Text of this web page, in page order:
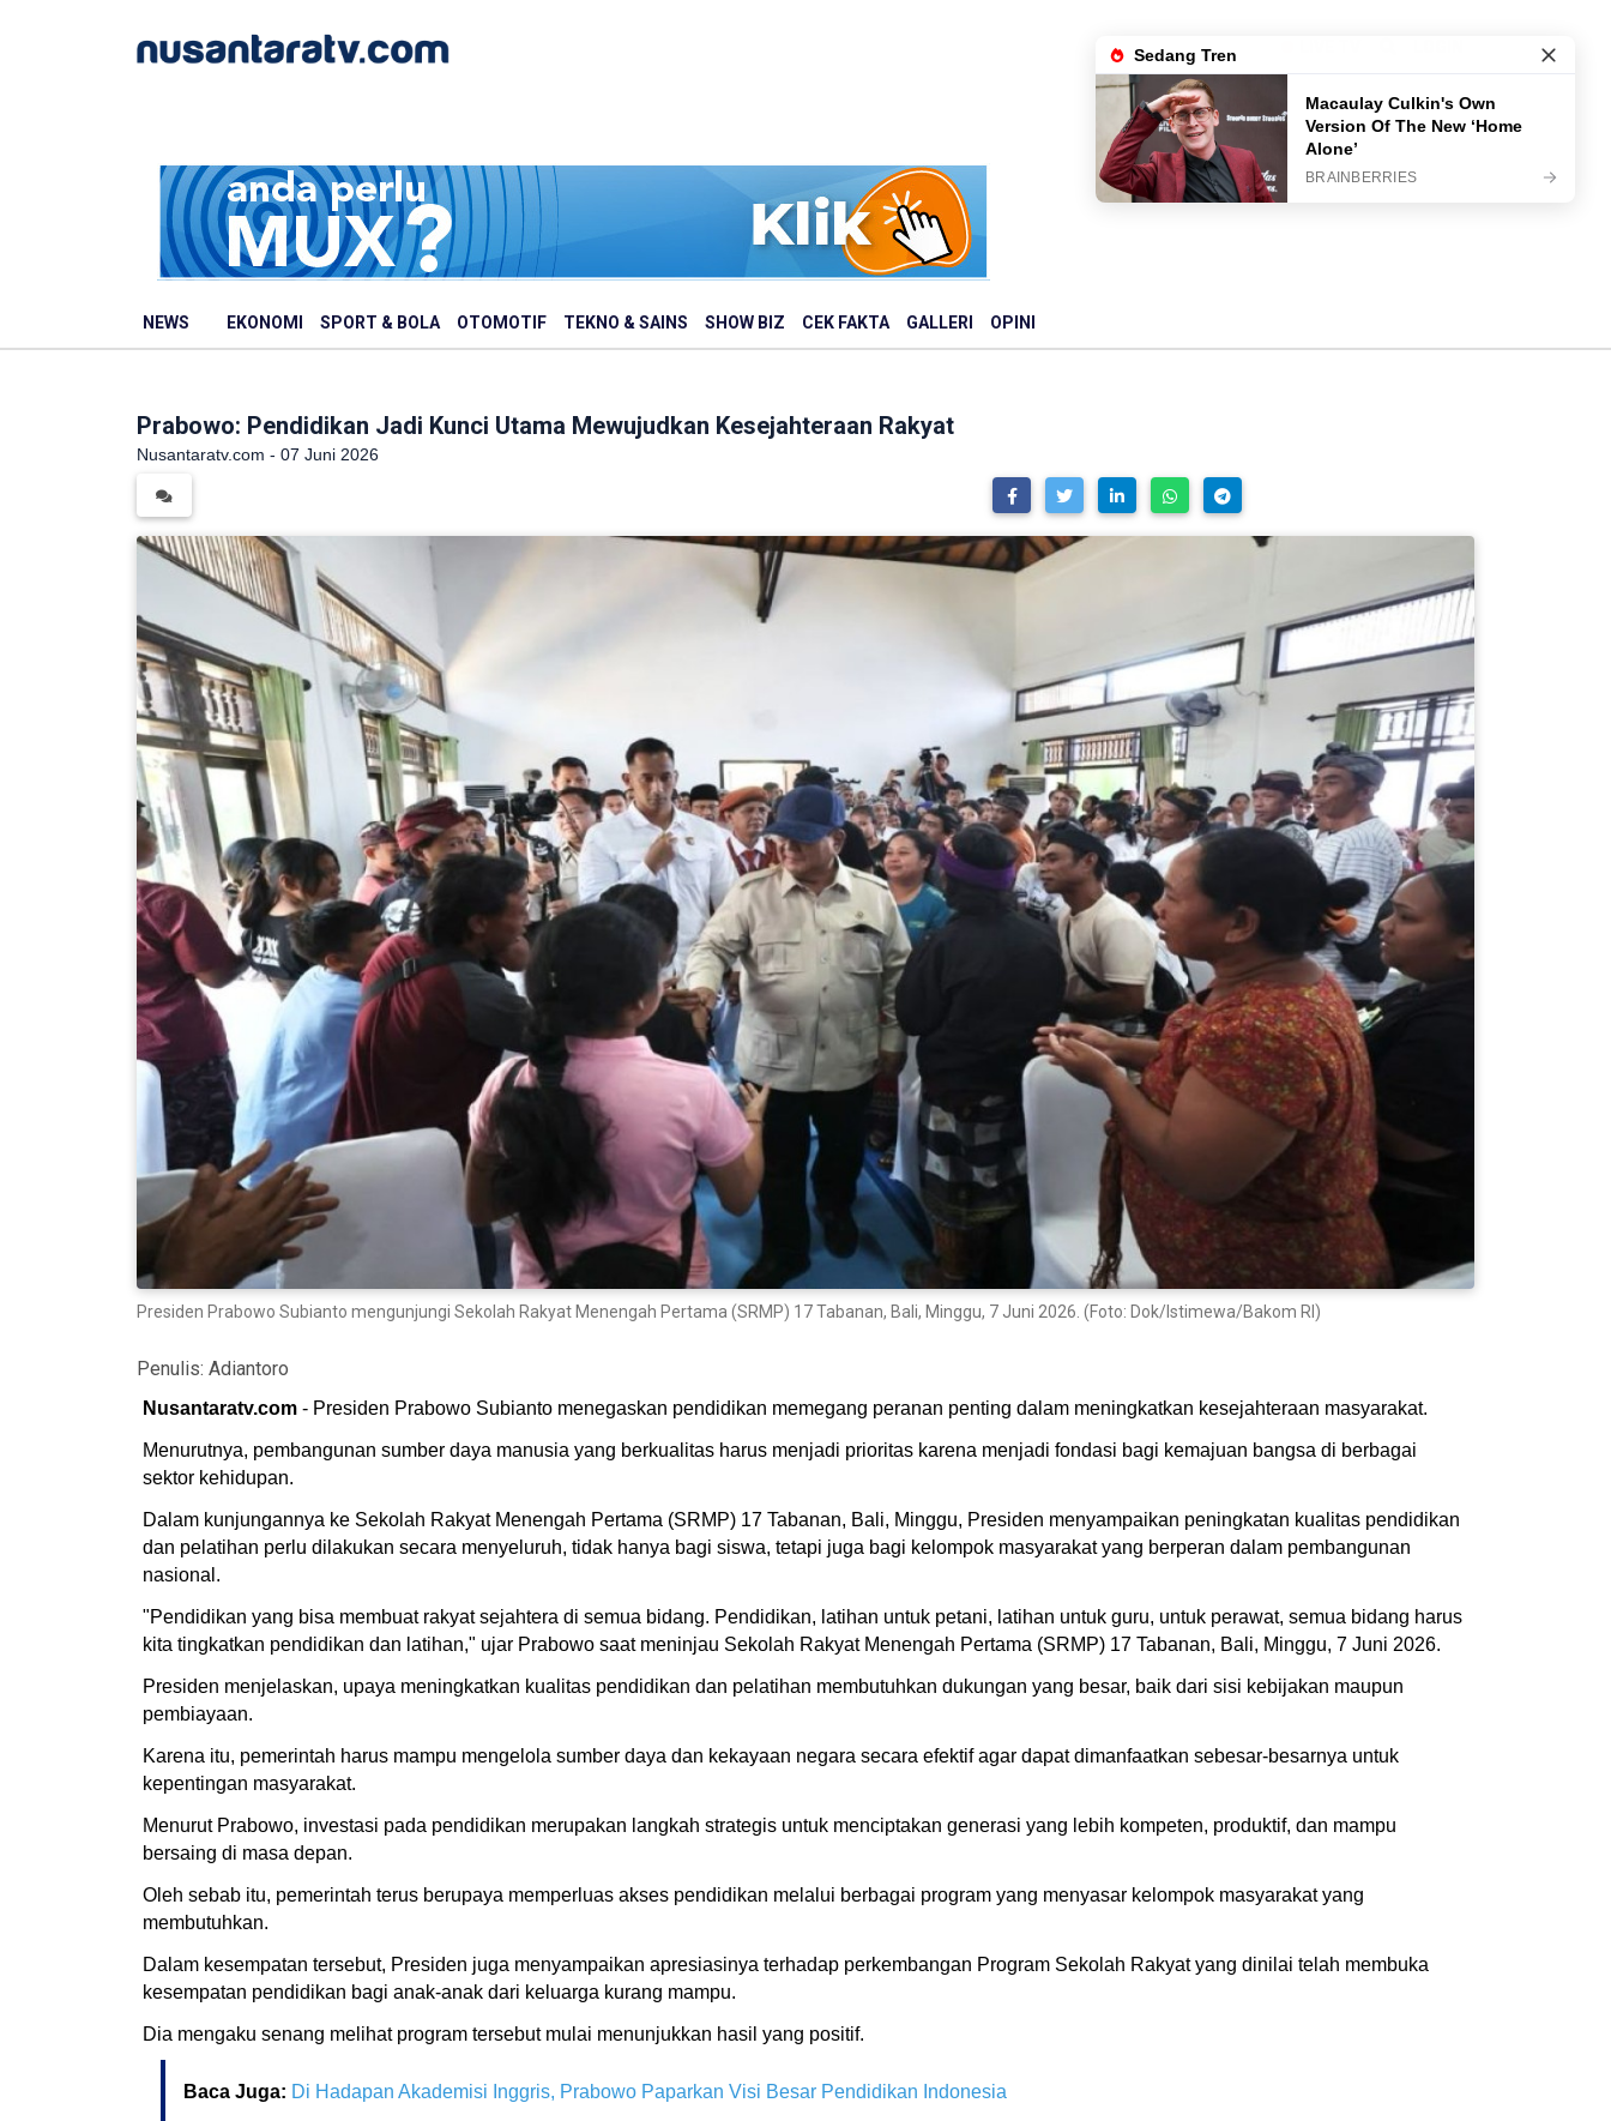
NEWS EKONOMI SPORT & BOLA OTOMOTIF TEKNO & SAINS SHOW BIZ CEK FAKTA GALLERI OPINI
Prabowo: Pendidikan Jadi Kunci Utama Mewujudkan Kesejahteraan Rakyat
Nusantaratv.com - 07 Juni 2026
Presiden Prabowo Subianto mengunjungi Sekolah Rakyat Menengah Pertama (SRMP) 17 Tabanan, Bali, Minggu, 7 Juni 2026. (Foto: Dok/Istimewa/Bakom RI)
Penulis: Adiantoro
Nusantaratv.com - Presiden Prabowo Subianto menegaskan pendidikan memegang peranan penting dalam meningkatkan kesejahteraan masyarakat.
Menurutnya, pembangunan sumber daya manusia yang berkualitas harus menjadi prioritas karena menjadi fondasi bagi kemajuan bangsa di berbagai
sektor kehidupan.
Dalam kunjungannya ke Sekolah Rakyat Menengah Pertama (SRMP) 17 Tabanan, Bali, Minggu, Presiden menyampaikan peningkatan kualitas pendidikan
dan pelatihan perlu dilakukan secara menyeluruh, tidak hanya bagi siswa, tetapi juga bagi kelompok masyarakat yang berperan dalam pembangunan
nasional.
"Pendidikan yang bisa membuat rakyat sejahtera di semua bidang. Pendidikan, latihan untuk petani, latihan untuk guru, untuk perawat, semua bidang harus
kita tingkatkan pendidikan dan latihan," ujar Prabowo saat meninjau Sekolah Rakyat Menengah Pertama (SRMP) 17 Tabanan, Bali, Minggu, 7 Juni 2026.
Presiden menjelaskan, upaya meningkatkan kualitas pendidikan dan pelatihan membutuhkan dukungan yang besar, baik dari sisi kebijakan maupun
pembiayaan.
Karena itu, pemerintah harus mampu mengelola sumber daya dan kekayaan negara secara efektif agar dapat dimanfaatkan sebesar-besarnya untuk
kepentingan masyarakat.
Menurut Prabowo, investasi pada pendidikan merupakan langkah strategis untuk menciptakan generasi yang lebih kompeten, produktif, dan mampu
bersaing di masa depan.
Oleh sebab itu, pemerintah terus berupaya memperluas akses pendidikan melalui berbagai program yang menyasar kelompok masyarakat yang
membutuhkan.
Dalam kesempatan tersebut, Presiden juga menyampaikan apresiasinya terhadap perkembangan Program Sekolah Rakyat yang dinilai telah membuka
kesempatan pendidikan bagi anak-anak dari keluarga kurang mampu.
Dia mengaku senang melihat program tersebut mulai menunjukkan hasil yang positif.
Baca Juga: Di Hadapan Akademisi Inggris, Prabowo Paparkan Visi Besar Pendidikan Indonesia